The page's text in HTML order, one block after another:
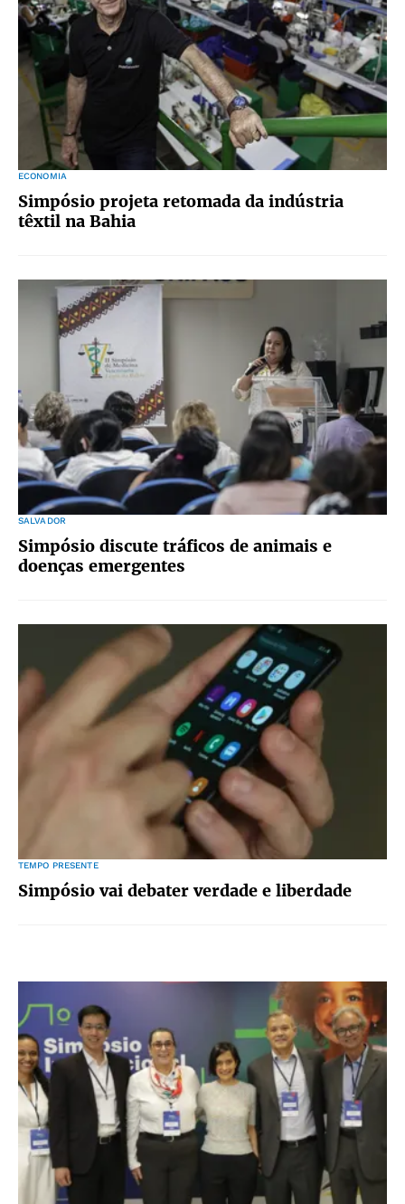
ECONOMIA
Simpósio projeta retomada da indústria
têxtil na Bahia
SALVADOR
Simpósio discute tráficos de animais e
doenças emergentes
TEMPO PRESENTE
Simpósio vai debater verdade e liberdade